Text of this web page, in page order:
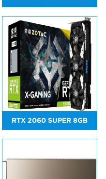
RTX 2060 SUPER 8GB